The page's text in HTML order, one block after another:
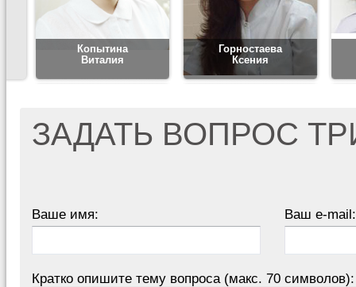
Копытина
Виталия
Горностаева
Ксения
ЗАДАТЬ ВОПРОС
Ваше имя: Ваш e-mail:
Кратко опишите тему вопроса (макс. 70 символов):